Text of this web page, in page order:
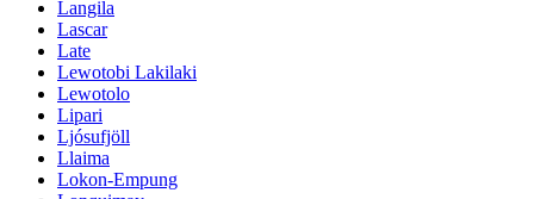
Langila
Lascar
Late
Lewotobi Lakilaki
Lewotolo
Lipari
Ljósufjöll
Llaima
Lokon-Empung